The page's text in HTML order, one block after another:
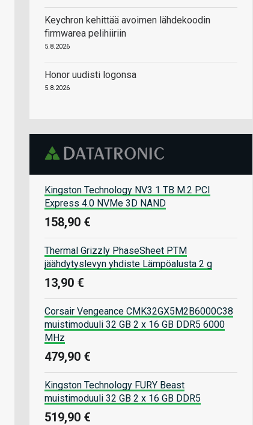
Keychron kehittää avoimen lähdekoodin
firmwarea pelihiiriin
5.8.2026
Honor uudisti logonsa
5.8.2026
Kingston Technology NV3 1 TB M.2 PCI
Express 4.0 NVMe 3D NAND
158,90 €
Thermal Grizzly PhaseSheet PTM
jäähdytyslevyn yhdiste Lämpöalusta 2 g
13,90 €
Corsair Vengeance CMK32GX5M2B6000C38
muistimoduuli 32 GB 2 x 16 GB DDR5 6000
MHz
479,90 €
Kingston Technology FURY Beast
muistimoduuli 32 GB 2 x 16 GB DDR5
519,90 €